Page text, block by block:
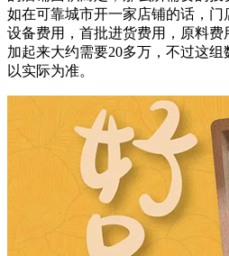
如在可靠城市开一家店铺的话，
设备费用，首批进货费用，原料费
加起来大约需要20多万，不过这
以实际为准。